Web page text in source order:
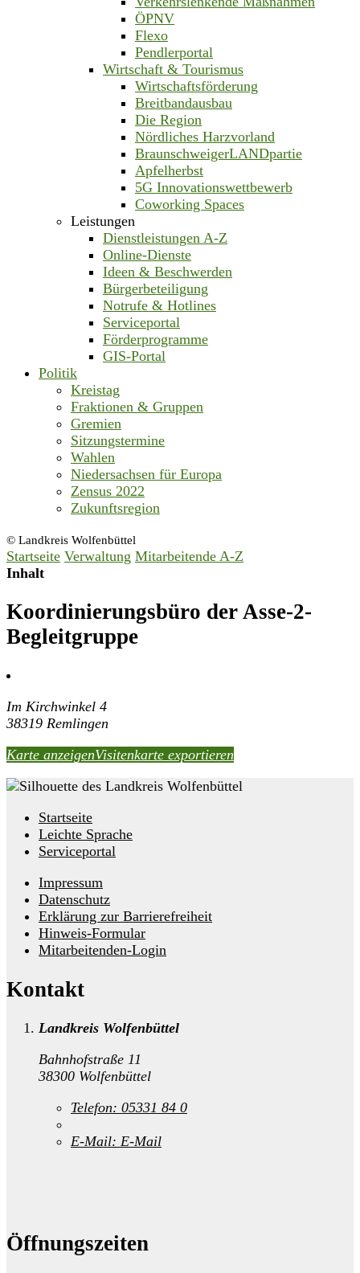
ÖPNV
Flexo
Pendlerportal
Wirtschaft & Tourismus
Wirtschaftsförderung
Breitbandausbau
Die Region
Nördliches Harzvorland
BraunschweigerLANDpartie
Apfelherbst
5G Innovationswettbewerb
Coworking Spaces
Leistungen
Dienstleistungen A-Z
Online-Dienste
Ideen & Beschwerden
Bürgerbeteiligung
Notrufe & Hotlines
Serviceportal
Förderprogramme
GIS-Portal
Politik
Kreistag
Fraktionen & Gruppen
Gremien
Sitzungstermine
Wahlen
Niedersachsen für Europa
Zensus 2022
Zukunftsregion
© Landkreis Wolfenbüttel
Startseite Verwaltung Mitarbeitende A-Z
Inhalt
Koordinierungsbüro der Asse-2-
Begleitgruppe
Im Kirchwinkel 4
38319 Remlingen
Karte anzeigenVisitenkarte exportieren
Startseite
Leichte Sprache
Serviceportal
Impressum
Datenschutz
Erklärung zur Barrierefreiheit
Hinweis-Formular
Mitarbeitenden-Login
Kontakt
Landkreis Wolfenbüttel
Bahnhofstraße 11
38300 Wolfenbüttel
Telefon: 05331 84 0
E-Mail: E-Mail
Öffnungszeiten